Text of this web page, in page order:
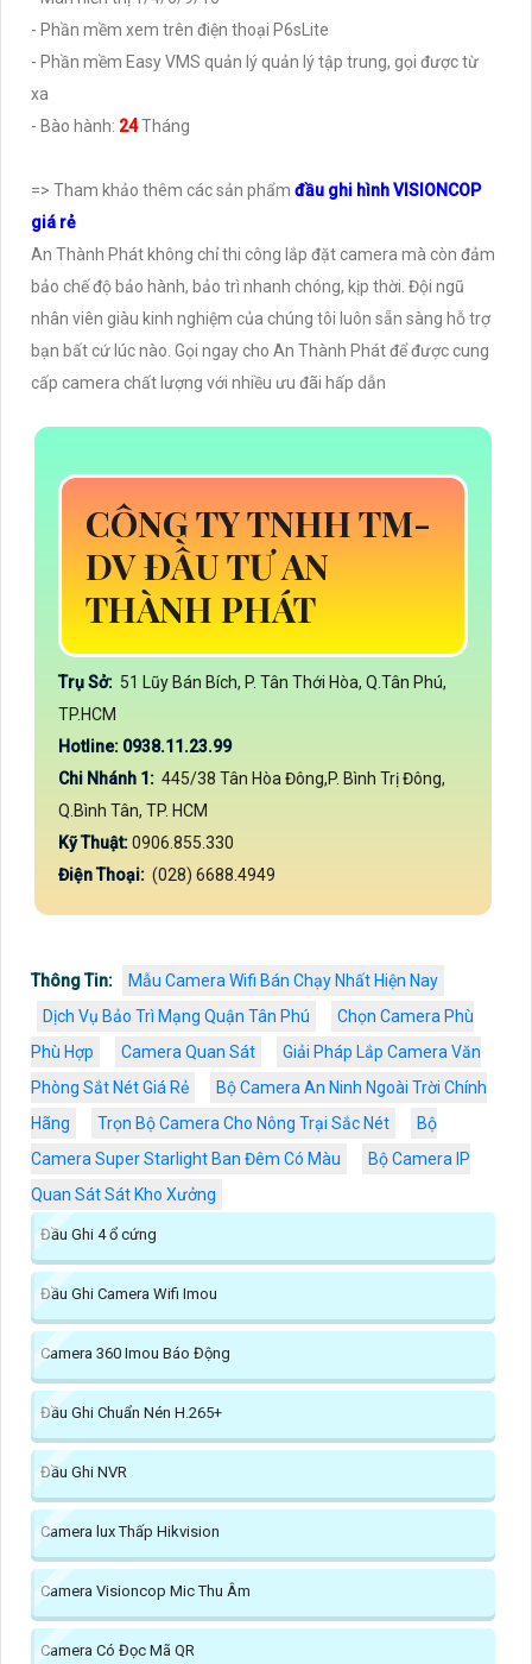
- Phần mềm xem trên điện thoại P6sLite
- Phần mềm Easy VMS quản lý quản lý tập trung, gọi được từ
xa
- Bào hành: 24Tháng
=> Tham khảo thêm các sản phẩm đầu ghi hình VISIONCOP
giá rẻ
An Thành Phát không chỉ thi công lắp đặt camera mà còn đảm
bảo chế độ bảo hành, bảo trì nhanh chóng, kịp thời. Đội ngũ
nhân viên giàu kinh nghiệm của chúng tôi luôn sẵn sàng hỗ trợ
bạn bất cứ lúc nào. Gọi ngay cho An Thành Phát để được cung
cấp camera chất lượng với nhiều ưu đãi hấp dẫn
CÔNG TY TNHH TM-
DV ĐẦU TƯ AN
THÀNH PHÁT
Trụ Sở: 51 Lũy Bán Bích, P. Tân Thới Hòa, Q.Tân Phú,
TP.HCM
Hotline: 0938.11.23.99
Chi Nhánh 1: 445/38 Tân Hòa Đông,P. Bình Trị Đông,
Q.Bình Tân, TP. HCM
Kỹ Thuật:0906.855.330
Điện Thoại: (028) 6688.4949
Thông Tin:
Mẫu Camera Wifi Bán Chạy Nhất Hiện Nay
Dịch Vụ Bảo Trì Mạng Quận Tân Phú
Chọn Camera Phù
Phù Hợp
Camera Quan Sát
Giải Pháp Lắp Camera Văn
Phòng Sắt Nét Giá Rẻ
Bộ Camera An Ninh Ngoài Trời Chính
Hãng
Trọn Bộ Camera Cho Nông Trại Sắc Nét
Bộ
Camera Super Starlight Ban Đêm Có Màu
Bộ Camera IP
Quan Sát Sát Kho Xưởng
Đầu Ghi 4 ổ cứng
Đầu Ghi Camera Wifi Imou
Camera 360 Imou Báo Động
Đầu Ghi Chuẩn Nén H.265+
Đầu Ghi NVR
Camera lux Thấp Hikvision
Camera Visioncop Mic Thu Âm
Camera Có Đọc Mã QR